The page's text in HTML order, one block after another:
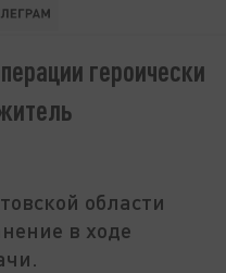
героически
области
в ходе